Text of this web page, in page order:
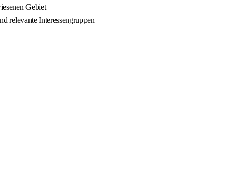
Gebiet
relevante Interessengruppen